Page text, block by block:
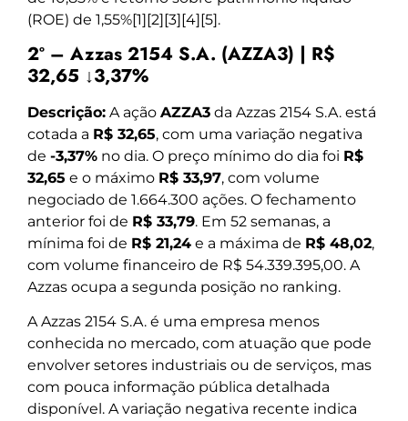
(ROE) de 1,55%[1][2][3][4][5].
2º – Azzas 2154 S.A. (AZZA3) | R$
32,65 ↓3,37%
Descrição: A ação AZZA3 da Azzas 2154 S.A. está
cotada a R$ 32,65, com uma variação negativa
de -3,37% no dia. O preço mínimo do dia foi R$
32,65 e o máximo R$ 33,97, com volume
negociado de 1.664.300 ações. O fechamento
anterior foi de R$ 33,79. Em 52 semanas, a
mínima foi de R$ 21,24 e a máxima de R$ 48,02,
com volume financeiro de R$ 54.339.395,00. A
Azzas ocupa a segunda posição no ranking.
A Azzas 2154 S.A. é uma empresa menos
conhecida no mercado, com atuação que pode
envolver setores industriais ou de serviços, mas
com pouca informação pública detalhada
disponível. A variação negativa recente indica